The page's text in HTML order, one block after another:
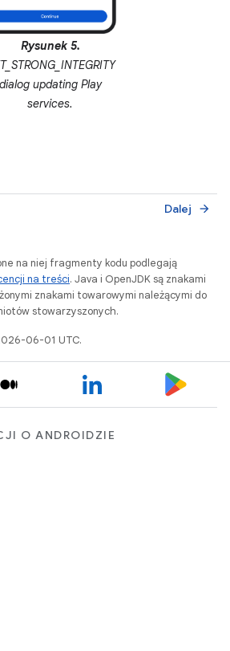
Rysunek 5.
dialog updating Play
services.
Dalej arrow_forward
na niej fragmenty kodu podlegają
na treści. Java i OpenJDK są znakami
znakami towarowymi należącymi do
stowarzyszonych.
06-01 UTC.
O ANDROIDZIE